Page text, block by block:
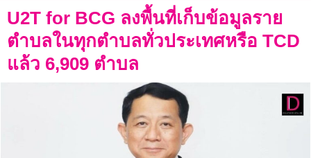
U2T for BCG ลงพื้นที่เก็บข้อมูลราย
ตำบลในทุกตำบลทั่วประเทศหรือ TCD
แล้ว 6,909 ตำบล